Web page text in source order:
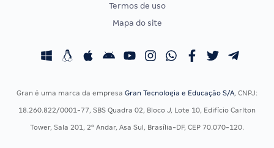
Concursos Fiscais
Concursos Saúde
Calendário OAB
Termos de uso
Mapa do site
Gran é uma marca da empresa Gran Tecnologia e Educação S/A, CNPJ:
18.260.822/0001-77, SBS Quadra 02, Bloco J, Lote 10, Edifício Carlton
Tower, Sala 201, 2º Andar, Asa Sul, Brasília-DF, CEP 70.070-120.